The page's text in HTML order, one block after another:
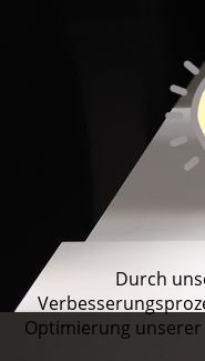
Durch
Optimierung